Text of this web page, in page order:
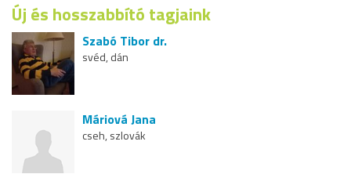
Új és hosszabbító tagjaink
Szabó Tibor dr.
svéd, dán
Máriová Jana
cseh, szlovák